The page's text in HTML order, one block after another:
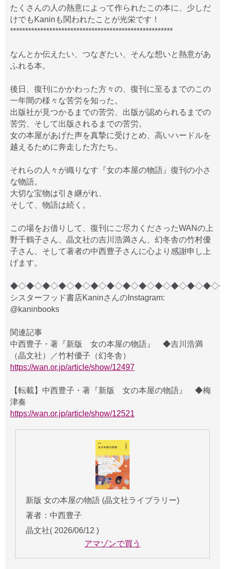
たくさんの人の熱意によって作られたこの本に、少しだ
けでもKaninも関われたことが光栄です！
******************************************************
なんとか伝えたい、つなぎたい、そんな想いと熱意があ
ふれる本。
後日、復刊にかかわった方々の、復刊に至るまでのこの
一年間の様々な苦労を知った。
出版社が見つかるまでの苦労、出版が認められるまでの
苦労、そして出版されるまでの苦労。
女の本屋があげた声を真摯に受けとめ、高いハードルを
越えるために奔走した方たち。
それらの人々が織りなす『女の本屋の物語』復刊の小さ
な物語。
大切な宝物は引き継がれ、
そして、物語は続く。
この場をお借りして、復刊にご尽力くださったWANの上
野千鶴子さん、晶文社の吉川浩満さん、幻冬舎の竹村優
子さん、そして著者の中西豊子さんに心より感謝申し上
げます。
シスターフッド書店KaninさんのInstagram:
@kaninbooks
関連記事
中西豊子・著『新版 女の本屋の物語』 ◆吉川浩満
（晶文社）／竹村優子（幻冬舎）
https://wan.or.jp/article/show/12497
【転載】中西豊子・著『新版 女の本屋の物語』 ◆梅
津奏
https://wan.or.jp/article/show/12521
新版 女の本屋の物語 (晶文社ライブラリー)
著者：中西豊子
晶文社( 2026/06/12 )
アマゾンで買う